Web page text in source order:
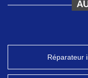
Réparateur